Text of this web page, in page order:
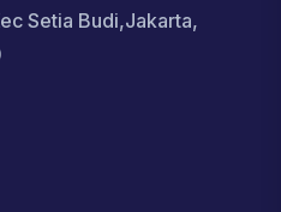
Setia Budi,Jakarta,